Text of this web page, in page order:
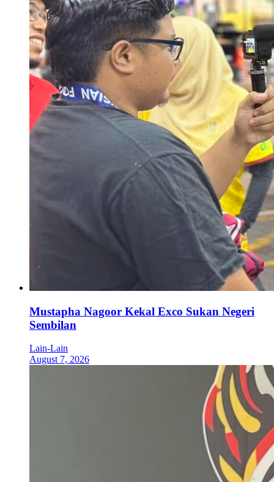
Mustapha Nagoor Kekal Exco Sukan Negeri
Sembilan
Lain-Lain
August 7, 2026